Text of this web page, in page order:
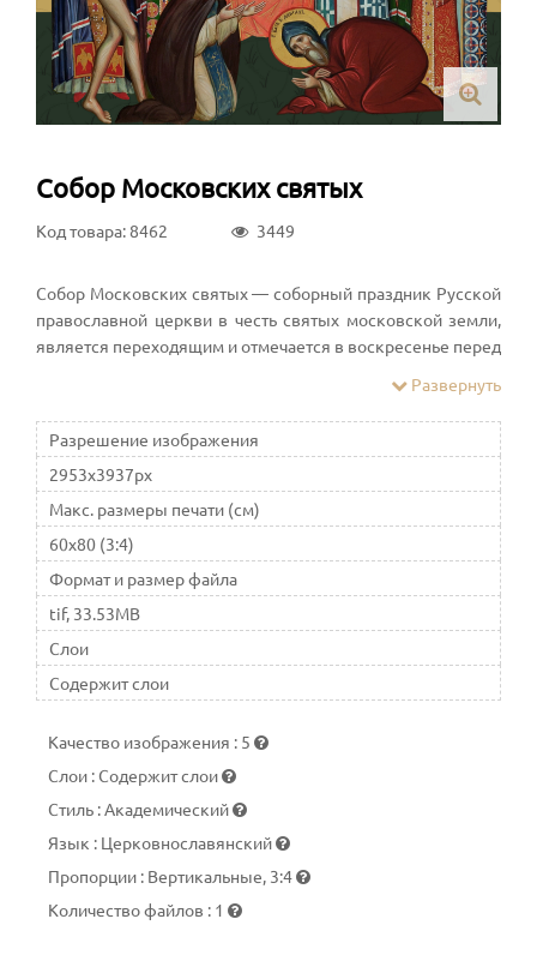
Собор Московских святых
Код товара: 8462 3449
Собор Московских святых — соборный праздник Русской
православной церкви в честь святых московской земли,
является переходящим и отмечается в воскресенье перед
Развернуть
Разрешение изображения
2953x3937px
Макс. размеры печати (см)
60x80 (3:4)
Формат и размер файла
tif, 33.53MB
Слои
Содержит слои
Качество изображения : 5
Слои :Содержит слои
Стиль :Академический
Язык : Церковнославянский
Пропорции : Вертикальные, 3:4
Количество файлов : 1